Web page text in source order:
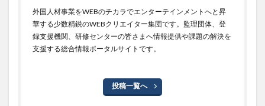
外国人材事業をWEBのチカラでエンターテインメントへと昇
華する少数精鋭のWEBクリエイター集団です。監理団体、登
録支援機関、研修センターの皆さまへ情報提供や課題の解決を
支援する総合情報ポータルサイトです。
投稿一覧へ